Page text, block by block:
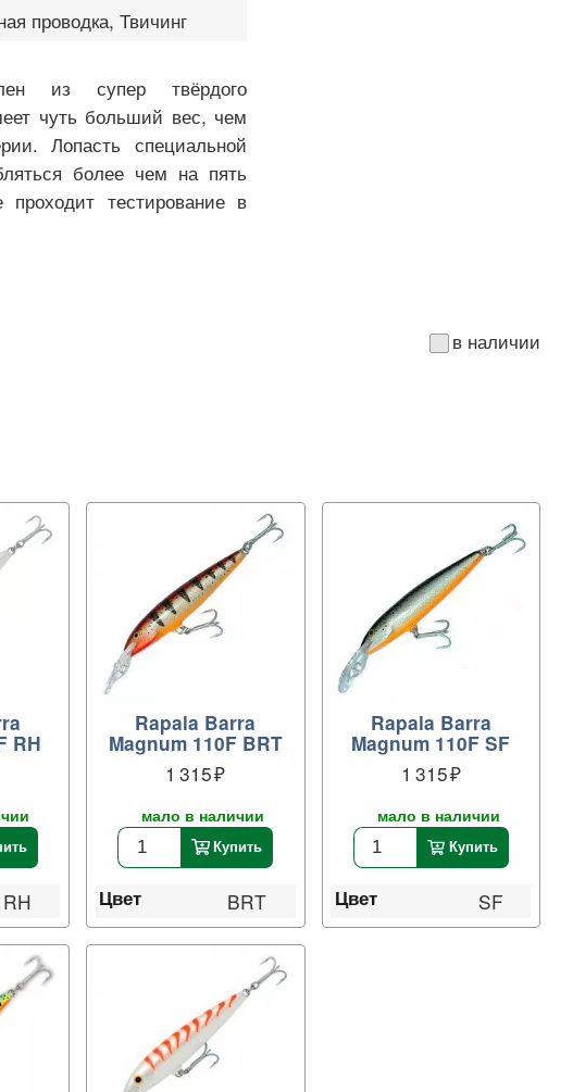
проводка, Твичинг
из супер твёрдого
чуть больший вес, чем
Лопасть специальной
более чем на пять
тестирование в
в наличии
RH
RH
Rapala Barra
Magnum 110F BRT
1 315
мало в наличии
Купить
Цвет BRT
Rapala Barra
Magnum 110F SF
1 315
мало в наличии
Купить
Цвет SF